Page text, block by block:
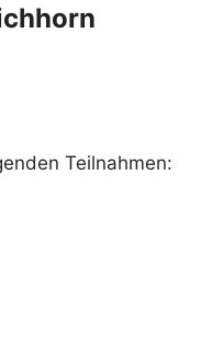
Teilnahmen: